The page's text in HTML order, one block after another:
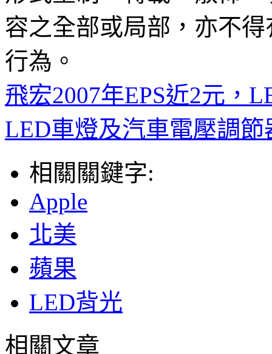
容之全部或局部，亦不
行為。
飛宏2007年EPS近2元，
LED車燈及汽車電壓調節
相關關鍵字:
Apple
北美
蘋果
LED背光
相關文章